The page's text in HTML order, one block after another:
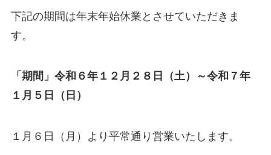
下記の期間は年末年始休業とさせていただきま
す。
「期間」令和６年１２月２８日（土）～令和７年
１月５日（日）
１月６日（月）より平常通り営業いたします。